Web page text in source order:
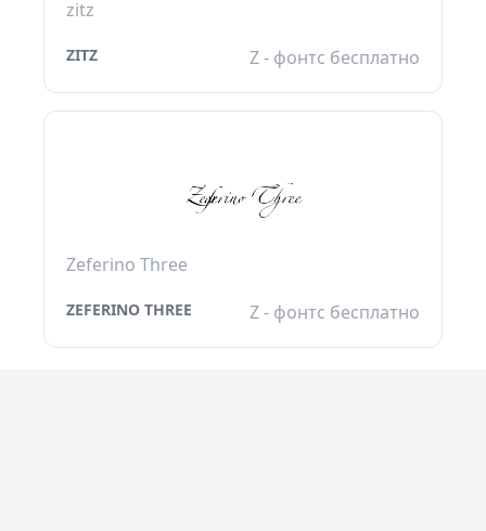
zitz
ZITZ Z - фонтс бесплатно
Zeferino Three
ZEFERINO THREE Z - фонтс бесплатно